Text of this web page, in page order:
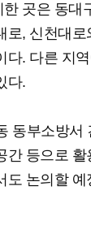
곳은 동대
, 신천대로
다. 다른 지
다.
동부소방서
간 등으로
도 논의할 예